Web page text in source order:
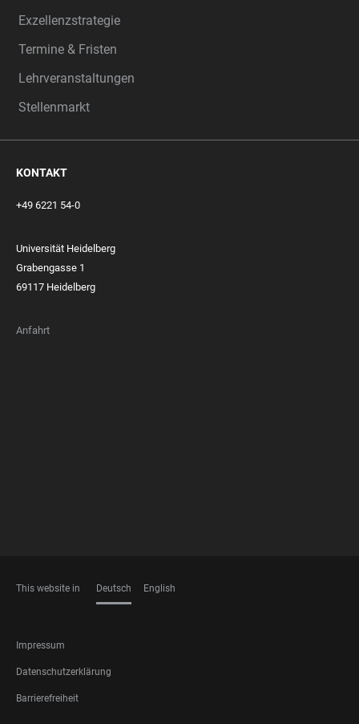
Exzellenzstrategie
Termine & Fristen
Lehrveranstaltungen
Stellenmarkt
KONTAKT
+49 6221 54-0
Universität Heidelberg
Grabengasse 1
69117 Heidelberg
Anfahrt
This website in Deutsch English
FOOTER
LEGAL
Impressum
Datenschutzerklärung
Barrierefreiheit